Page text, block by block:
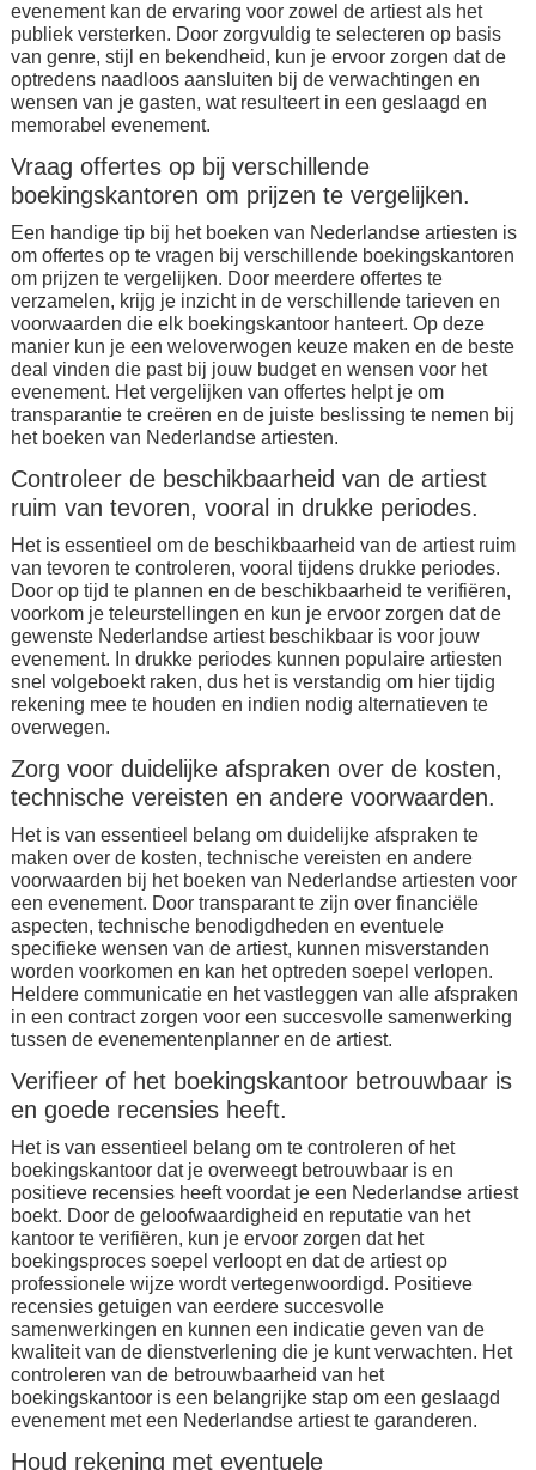
evenement kan de ervaring voor zowel de artiest als het
publiek versterken. Door zorgvuldig te selecteren op basis
van genre, stijl en bekendheid, kun je ervoor zorgen dat de
optredens naadloos aansluiten bij de verwachtingen en
wensen van je gasten, wat resulteert in een geslaagd en
memorabel evenement.
Vraag offertes op bij verschillende
boekingskantoren om prijzen te vergelijken.
Een handige tip bij het boeken van Nederlandse artiesten is
om offertes op te vragen bij verschillende boekingskantoren
om prijzen te vergelijken. Door meerdere offertes te
verzamelen, krijg je inzicht in de verschillende tarieven en
voorwaarden die elk boekingskantoor hanteert. Op deze
manier kun je een weloverwogen keuze maken en de beste
deal vinden die past bij jouw budget en wensen voor het
evenement. Het vergelijken van offertes helpt je om
transparantie te creëren en de juiste beslissing te nemen bij
het boeken van Nederlandse artiesten.
Controleer de beschikbaarheid van de artiest
ruim van tevoren, vooral in drukke periodes.
Het is essentieel om de beschikbaarheid van de artiest ruim
van tevoren te controleren, vooral tijdens drukke periodes.
Door op tijd te plannen en de beschikbaarheid te verifiëren,
voorkom je teleurstellingen en kun je ervoor zorgen dat de
gewenste Nederlandse artiest beschikbaar is voor jouw
evenement. In drukke periodes kunnen populaire artiesten
snel volgeboekt raken, dus het is verstandig om hier tijdig
rekening mee te houden en indien nodig alternatieven te
overwegen.
Zorg voor duidelijke afspraken over de kosten,
technische vereisten en andere voorwaarden.
Het is van essentieel belang om duidelijke afspraken te
maken over de kosten, technische vereisten en andere
voorwaarden bij het boeken van Nederlandse artiesten voor
een evenement. Door transparant te zijn over financiële
aspecten, technische benodigdheden en eventuele
specifieke wensen van de artiest, kunnen misverstanden
worden voorkomen en kan het optreden soepel verlopen.
Heldere communicatie en het vastleggen van alle afspraken
in een contract zorgen voor een succesvolle samenwerking
tussen de evenementenplanner en de artiest.
Verifieer of het boekingskantoor betrouwbaar is
en goede recensies heeft.
Het is van essentieel belang om te controleren of het
boekingskantoor dat je overweegt betrouwbaar is en
positieve recensies heeft voordat je een Nederlandse artiest
boekt. Door de geloofwaardigheid en reputatie van het
kantoor te verifiëren, kun je ervoor zorgen dat het
boekingsproces soepel verloopt en dat de artiest op
professionele wijze wordt vertegenwoordigd. Positieve
recensies getuigen van eerdere succesvolle
samenwerkingen en kunnen een indicatie geven van de
kwaliteit van de dienstverlening die je kunt verwachten. Het
controleren van de betrouwbaarheid van het
boekingskantoor is een belangrijke stap om een geslaagd
evenement met een Nederlandse artiest te garanderen.
Houd rekening met eventuele